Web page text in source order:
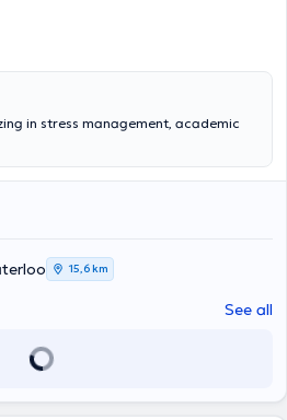
in stress management, academic
15,6 km
See all